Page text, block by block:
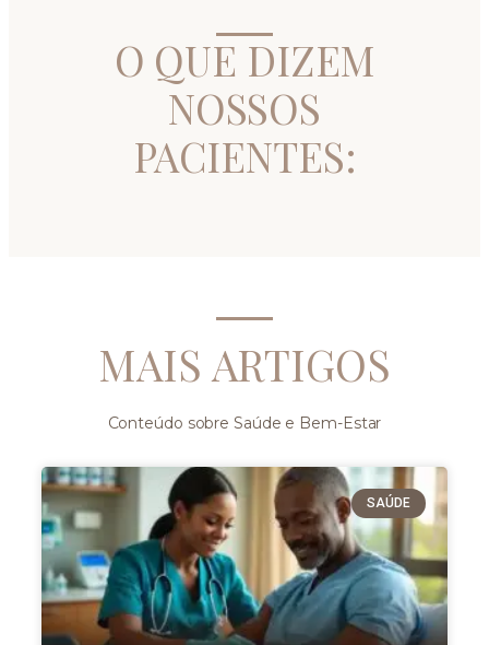
O QUE DIZEM
NOSSOS
PACIENTES:
MAIS ARTIGOS
Conteúdo sobre Saúde e Bem-Estar
SAÚDE